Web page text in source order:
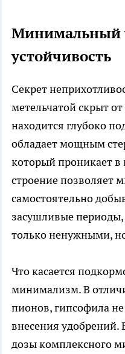
Минимальный
устойчивость
Секрет
метельчатой скрыт
находится глубоко
обладает мощным
который проникает
строение позволяет
самостоятельно
засушливые
только ненужными,
Что касается
минимализм. В
пионов, гипсофила
внесения удобрений.
дозы комплексного